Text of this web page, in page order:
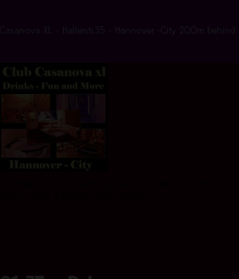
Casanova XL - Hallerstr.35 - Hannover -City 200m